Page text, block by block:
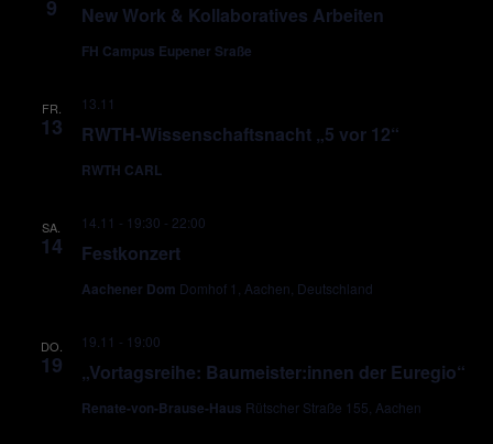
9 New Work & Kollaboratives Arbeiten
FH Campus Eupener Sraße
FR.
13 RWTH-Wissenschaftsnacht „5 vor 12“
13.11
RWTH CARL
SA.
14 Festkonzert
14.11 - 19:30 - 22:00
Aachener Dom Domhof 1, Aachen, Deutschland
DO.
19 „Vortagsreihe: Baumeister:innen der Euregio“
19.11 - 19:00
Renate-von-Brause-Haus Rütscher Straße 155, Aachen